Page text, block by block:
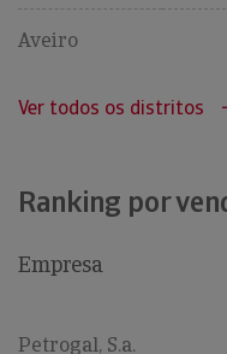
Aveiro
Ver todos os distritos
Ranking por
Empresa
Petrogal, S.a.